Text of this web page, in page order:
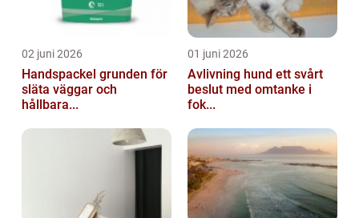
02 juni 2026
Handspackel grunden för
släta väggar och
hållbara...
01 juni 2026
Avlivning hund ett svårt
beslut med omtanke i
fok...